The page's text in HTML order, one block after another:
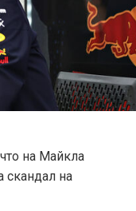
на Майкла
скандал на